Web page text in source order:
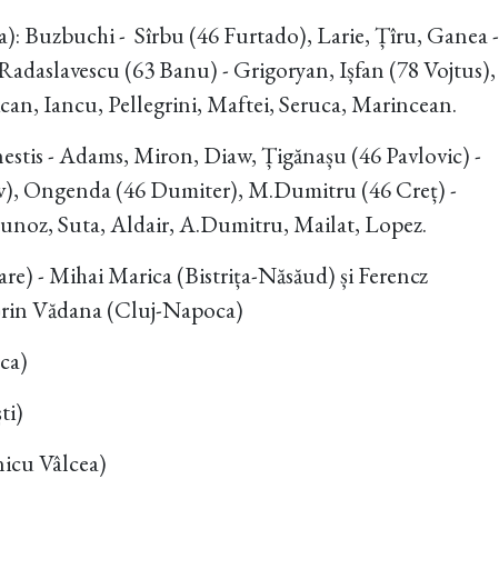
Buzbuchi - Sîrbu (46 Furtado), Larie, Țîru, Ganea -
(63 Banu) - Grigoryan, Ișfan (78 Vojtus),
Iancu, Pellegrini, Maftei, Seruca, Marincean.
- Adams, Miron, Diaw, Țigănașu (46 Pavlovic) -
Ongenda (46 Dumiter), M.Dumitru (46 Creț) -
Suta, Aldair, A.Dumitru, Mailat, Lopez.
- Mihai Marica (Bistrița-Năsăud) și Ferencz
Vădana (Cluj-Napoca)
Vâlcea)